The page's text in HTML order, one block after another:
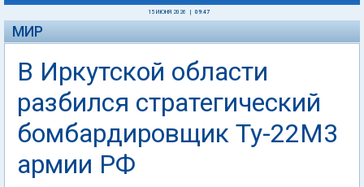
15 ИЮНЯ 2026 09:47
МИР
В Иркутской области
разбился стратегический
бомбардировщик Ту-22М3
армии РФ